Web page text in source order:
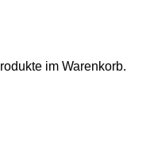
im Warenkorb.